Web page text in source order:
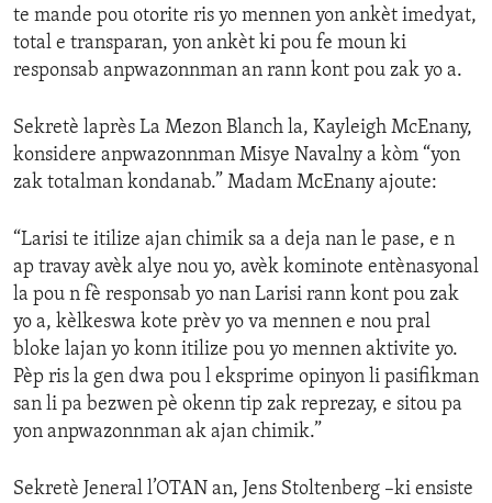
te mande pou otorite ris yo mennen yon ankèt imedyat,
total e transparan, yon ankèt ki pou fe moun ki
responsab anpwazonnman an rann kont pou zak yo a.
Sekretè laprès La Mezon Blanch la, Kayleigh McEnany,
konsidere anpwazonnman Misye Navalny a kòm “yon
zak totalman kondanab.” Madam McEnany ajoute:
“Larisi te itilize ajan chimik sa a deja nan le pase, e n
ap travay avèk alye nou yo, avèk kominote entènasyonal
la pou n fè responsab yo nan Larisi rann kont pou zak
yo a, kèlkeswa kote prèv yo va mennen e nou pral
bloke lajan yo konn itilize pou yo mennen aktivite yo.
Pèp ris la gen dwa pou l eksprime opinyon li pasifikman
san li pa bezwen pè okenn tip zak reprezay, e sitou pa
yon anpwazonnman ak ajan chimik.”
Sekretè Jeneral l’OTAN an, Jens Stoltenberg –ki ensiste